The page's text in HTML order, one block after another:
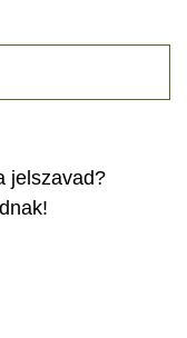
jelszavad?